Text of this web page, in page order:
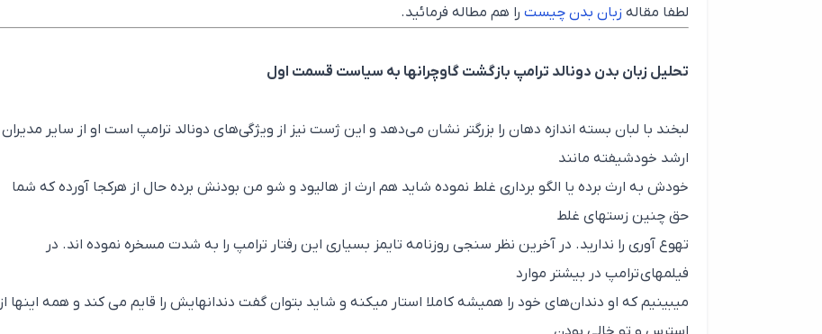
لطفا مقاله زبان بدن چیست را هم مطاله فرمائید.
تحلیل زبان بدن دونالد ترامپ بازگشت گاوچرانها به سیاست قسمت اول
لبخند با لبان بسته اندازه دهان را بزرگتر نشان می‌دهد و این ژست نیز از ویژگی‌های دونالد ترامپ است او از سایر مدیران
ارشد خودشیفته مانند
خودش به ارث برده یا الگو برداری غلط نموده شاید هم ارث از هالیود و شو من بودنش برده حال از هرکجا آورده که شما
حق چنین زستهای غلط
تهوع آوری را ندارید. در آخرین نظر سنجی روزنامه تایمز بسیاری این رفتار ترامپ را به شدت مسخره نموده اند. در
فیلمهای ترامپ در بیشتر موارد
میبینیم که او دندان‌های خود را همیشه کاملا استار میکنه و شاید بتوان گفت دندانهایش را قایم می کند و همه اینها از